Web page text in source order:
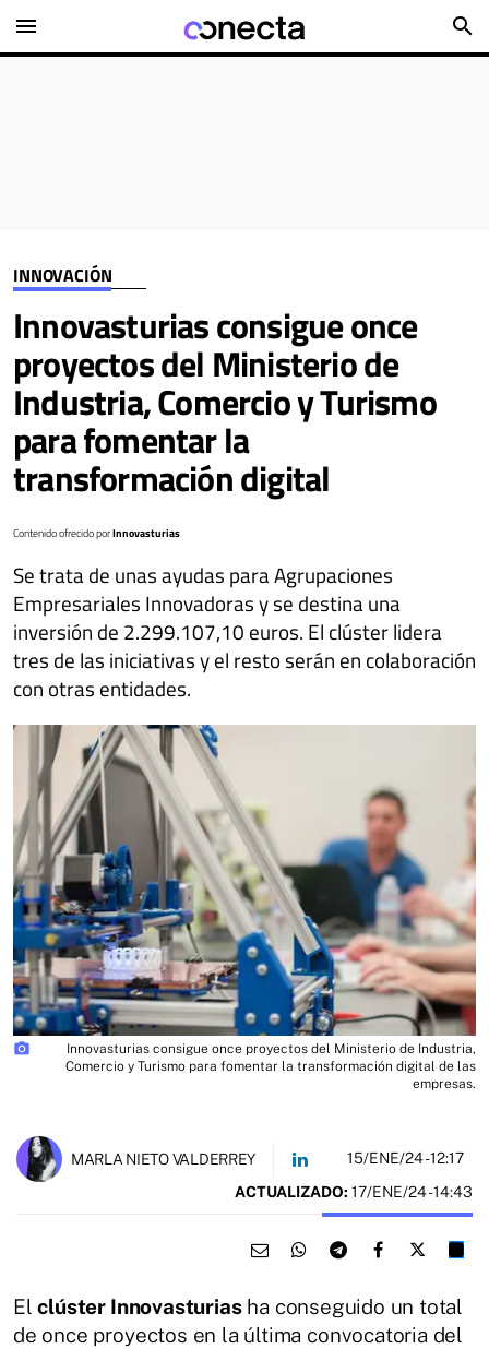
menu search
INNOVACIÓN
Innovasturias consigue once
proyectos del Ministerio de
Industria, Comercio y Turismo
para fomentar la
transformación digital
Contenido ofrecido porInnovasturias
Se trata de unas ayudas para Agrupaciones
Empresariales Innovadoras y se destina una
inversión de 2.299.107,10 euros. El clúster lidera
tres de las iniciativas y el resto serán en colaboración
con otras entidades.
photo_camera
Innovasturias consigue once proyectos del Ministerio de Industria,
Comercio y Turismo para fomentar la transformación digital de las
empresas.
MARLA NIETO VALDERREY 15/ENE/24- 12:17
ACTUALIZADO: 17/ENE/24 - 14:43
Elclúster Innovasturiasha conseguido un total
de once proyectos en la última convocatoria del